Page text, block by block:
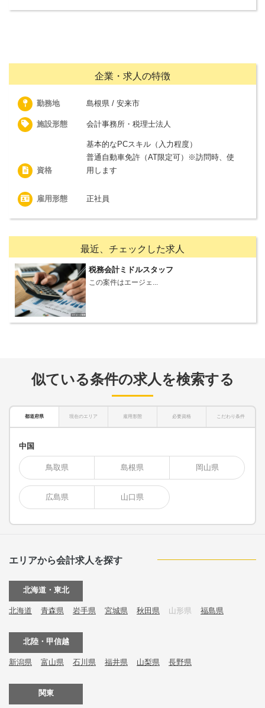
企業・求人の特徴
勤務地 島根県 / 安来市
施設形態 会計事務所・税理士法人
資格
基本的なPCスキル（入力程度）
普通自動車免許（AT限定可）※訪問時、使
用します
雇用形態 正社員
最近、チェックした求人
税務会計ミドルスタッフ
この案件はエージェ...
似ている条件の求人を検索する
都道府県 現在のエリア 雇用形態 必要資格 こだわり条件
中国
鳥取県 島根県 岡山県
広島県 山口県
エリアから会計求人を探す
北海道・東北
北海道 青森県 岩手県 宮城県 秋田県 山形県 福島県
北陸・甲信越
新潟県 富山県 石川県 福井県 山梨県 長野県
関東